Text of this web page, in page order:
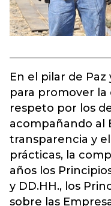
En el pilar de
para promover la
respeto por los
acompañando al
transparencia y
prácticas, la
años los
y DD.HH., los
sobre las